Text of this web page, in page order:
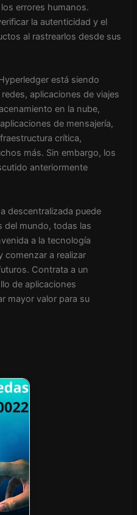
errores humanos.
la autenticidad y el
al rastrearlos desde sus
está siendo
aplicaciones de viajes
en la nube,
de mensajería,
crítica,
más. Sin embargo, los
anteriormente
descentralizada puede
del mundo, todas las
a la tecnología
comenzar a realizar
Contrata a un
de aplicaciones
mayor valor para su